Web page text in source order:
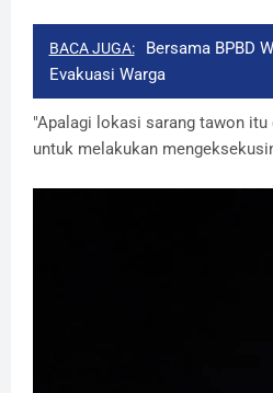
BACA JUGA:
Bersama BPBD
Evakuasi Warga
"Apalagi lokasi sarang tawon
untuk melakukan